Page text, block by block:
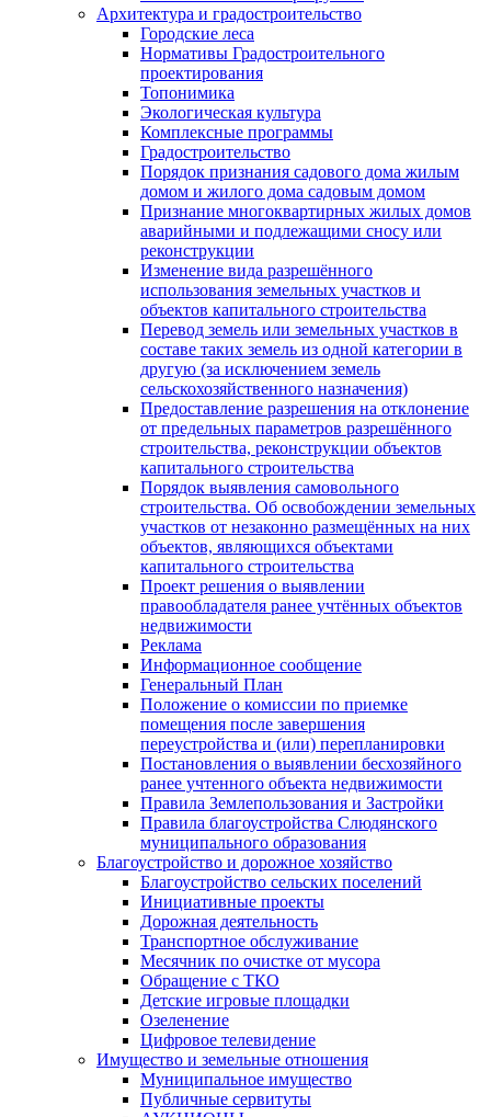
Архитектура и градостроительство
Городские леса
Нормативы Градостроительного
проектирования
Топонимика
Экологическая культура
Комплексные программы
Градостроительство
Порядок признания садового дома жилым
домом и жилого дома садовым домом
Признание многоквартирных жилых домов
аварийными и подлежащими сносу или
реконструкции
Изменение вида разрешённого
использования земельных участков и
объектов капитального строительства
Перевод земель или земельных участков в
составе таких земель из одной категории в
другую (за исключением земель
сельскохозяйственного назначения)
Предоставление разрешения на отклонение
от предельных параметров разрешённого
строительства, реконструкции объектов
капитального строительства
Порядок выявления самовольного
строительства. Об освобождении земельных
участков от незаконно размещённых на них
объектов, являющихся объектами
капитального строительства
Проект решения о выявлении
правообладателя ранее учтённых объектов
недвижимости
Реклама
Информационное сообщение
Генеральный План
Положение о комиссии по приемке
помещения после завершения
переустройства и (или) перепланировки
Постановления о выявлении бесхозяйного
ранее учтенного объекта недвижимости
Правила Землепользования и Застройки
Правила благоустройства Слюдянского
муниципального образования
Благоустройство и дорожное хозяйство
Благоустройство сельских поселений
Инициативные проекты
Дорожная деятельность
Транспортное обслуживание
Месячник по очистке от мусора
Обращение с ТКО
Детские игровые площадки
Озеленение
Цифровое телевидение
Имущество и земельные отношения
Муниципальное имущество
Публичные сервитуты